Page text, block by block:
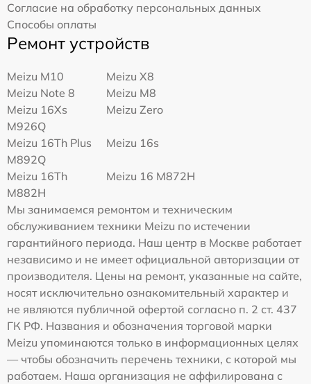
Согласие на обработку персональных данных
Способы оплаты
Ремонт устройств
Meizu M10
Meizu X8
Meizu Note 8
Meizu M8
Meizu 16Xs
M926Q
Meizu Zero
Meizu 16Th Plus
M892Q
Meizu 16s
Meizu 16Th
M882H
Meizu 16 M872H
Мы занимаемся ремонтом и техническим
обслуживанием техники Meizu по истечении
гарантийного периода. Наш центр в Москве работает
независимо и не имеет официальной авторизации от
производителя. Цены на ремонт, указанные на сайте,
носят исключительно ознакомительный характер и
не являются публичной офертой согласно п. 2 ст. 437
ГК РФ. Названия и обозначения торговой марки
Meizu упоминаются только в информационных целях
— чтобы обозначить перечень техники, с которой мы
работаем. Наша организация не аффилирована с